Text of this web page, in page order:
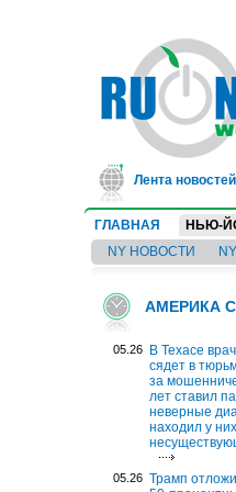
Лента
в тюрьму на 10 лет за
ГЛАВНАЯ НЬЮ-
NY НОВОСТИ
АМЕРИКА
05.26
В Техасе
сядет в
за
лет ставил
неверные
находил у них
05.26 Трамп